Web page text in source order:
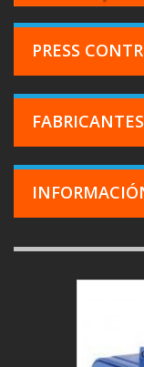
PRESS
FABRICANTES